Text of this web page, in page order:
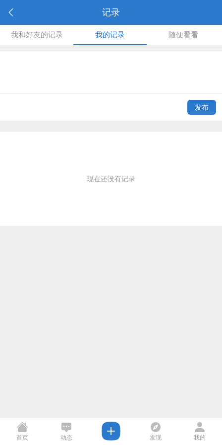
记录
我和好友的记录 我的记录 随便看看
发布
现在还没有记录
首页 动态 发现 我的